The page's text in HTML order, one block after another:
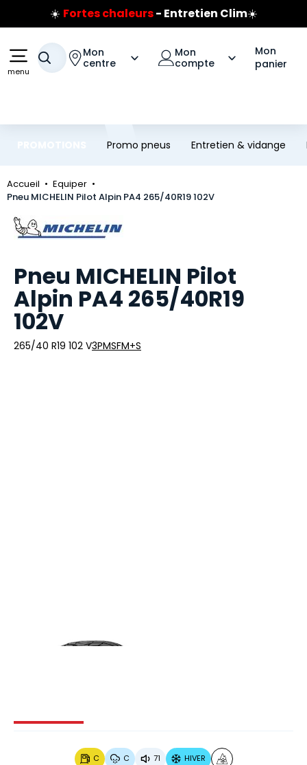
Aller au contenu principal
Aller à la navigation
☀️ Fortes chaleurs- Entretien Clim☀️
Prix coûtant pneus Bridgestone
🔥
Jusqu'à 120€ remboursés
sur les pneus Bridgestone
menu
Votre recherche
Mon
centre
Mon
compte
Mon
panier
Promo pneus Entretien & vidange
Accueil
Equiper
Pneu MICHELIN Pilot Alpin PA4 265/40R19 102V
Marque
Pneu MICHELIN Pilot
Alpin PA4 265/40R19
102V
265/40 R19 102 V3PMSFM+S
Image 1 sur 4
C C 71 HIVER